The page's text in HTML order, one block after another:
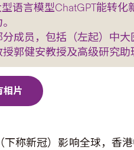
语言模型ChatGPT能转
分成员，包括（左起）中
郭健安教授及高级研究助
下称新冠）影响全球，香